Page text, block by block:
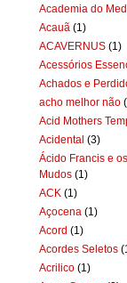
Academia do
Acauã (1)
ACAVERNUS (1)
Acessórios
Achados e
acho melhor não
Acid Mothers
Acidental (3)
Ácido Francis e
Mudos (1)
ACK (1)
Açocena (1)
Acord (1)
Acordes Seletos
Acrilico (1)